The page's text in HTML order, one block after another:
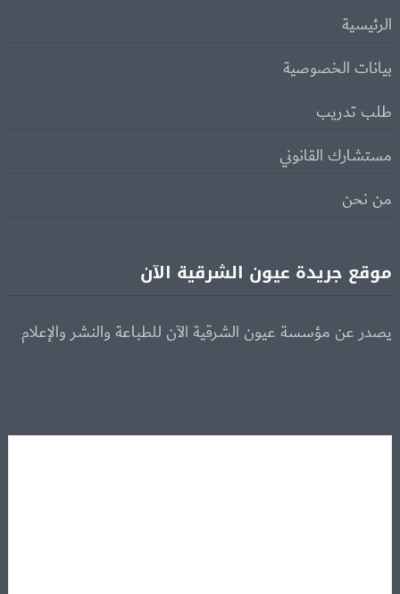
الرئيسية
بيانات الخصوصية
طلب تدريب
مستشارك القانوني
من نحن
موقع جريدة عيون الشرقية الآن
يصدر عن مؤسسة عيون الشرقية الآن للطباعة والنشر والإعلام